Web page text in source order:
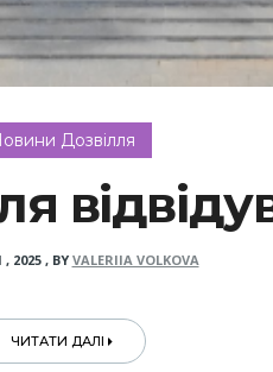
Дозвілля
2025, BY VALERIIA VOLKOVA
ЧИТАТИ ДАЛІ